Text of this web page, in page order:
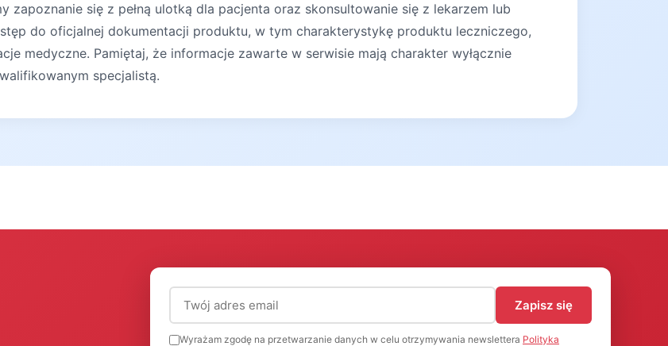
zapoznanie się z pełną ulotką dla pacjenta oraz skonsultowanie się z lekarzem lub
do oficjalnej dokumentacji produktu, w tym charakterystykę produktu leczniczego,
medyczne. Pamiętaj, że informacje zawarte w serwisie mają charakter wyłącznie
specjalistą.
Adres email (wymagany)
Zapisz się
Wyrażam zgodę na przetwarzanie danych w celu otrzymywania newslettera Polityka